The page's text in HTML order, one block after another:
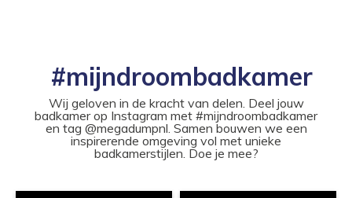
#mijndroombadkamer
Wij geloven in de kracht van delen. Deel jouw
badkamer op Instagram met #mijndroombadkamer
en tag @megadumpnl. Samen bouwen we een
inspirerende omgeving vol met unieke
badkamerstijlen. Doe je mee?